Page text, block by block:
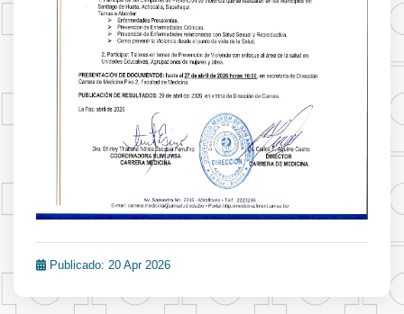
Publicado: 20 Apr 2026